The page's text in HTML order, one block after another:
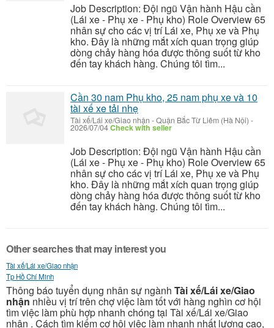
Job Description: Đội ngũ Vận hành Hậu cần
(Lái xe - Phụ xe - Phụ kho) Role Overview 65
nhân sự cho các vị trí Lái xe, Phụ xe và Phụ
kho. Đây là những mắt xích quan trọng giúp
dòng chảy hàng hóa được thông suốt từ kho
đến tay khách hàng. Chúng tôi tìm...
Cần 30 nam Phụ kho, 25 nam phụ xe và 10
tài xế xe tải nhẹ
Tài xế/Lái xe/Giao nhận -Quận Bắc Từ Liêm (Hà Nội) -
2026/07/04Check with seller
Job Description: Đội ngũ Vận hành Hậu cần
(Lái xe - Phụ xe - Phụ kho) Role Overview 65
nhân sự cho các vị trí Lái xe, Phụ xe và Phụ
kho. Đây là những mắt xích quan trọng giúp
dòng chảy hàng hóa được thông suốt từ kho
đến tay khách hàng. Chúng tôi tìm...
Other searches that may interest you
Tài xế/Lái xe/Giao nhận
Tp Hồ Chí Minh
Thông báo tuyển dụng nhân sự ngành Tài xế/Lái xe/Giao
nhận nhiều vị trí trên chợ việc làm tốt với hàng nghìn cơ hội
tìm việc làm phù hợp nhanh chóng tại Tài xế/Lái xe/Giao
nhận . Cách tìm kiếm cơ hôi việc làm nhanh nhất lương cao,